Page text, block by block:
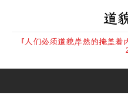
道
『人们必须道貌岸然的掩盖